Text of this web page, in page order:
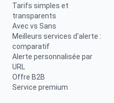
Tarifs simples et
transparents
Avec vs Sans
Meilleurs services d'alerte :
comparatif
Alerte personnalisée par
URL
Offre B2B
Service premium